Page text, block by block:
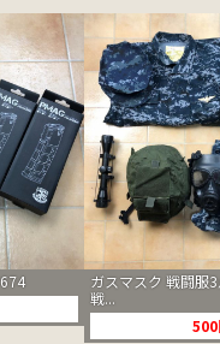
ガスマスク 戦闘服
戦...